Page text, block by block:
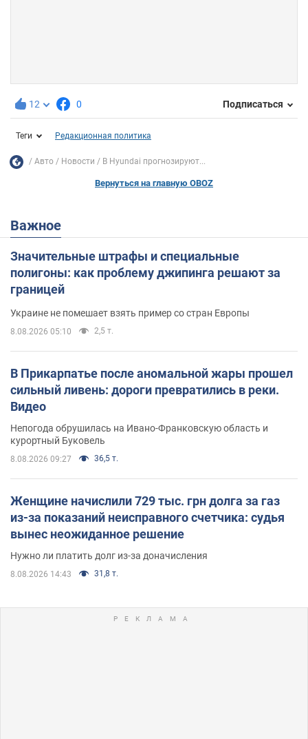
12 0 Подписаться
Теги Редакционная политика
Авто Новости В Hyundai прогнозируют...
Вернуться на главную OBOZ
Важное
Значительные штрафы и специальные
полигоны: как проблему джипинга решают за
границей
Украине не помешает взять пример со стран Европы
8.08.2026 05:10 2,5 т.
В Прикарпатье после аномальной жары прошел
сильный ливень: дороги превратились в реки.
Видео
Непогода обрушилась на Ивано-Франковскую область и
курортный Буковель
8.08.2026 09:27 36,5 т.
Женщине начислили 729 тыс. грн долга за газ
из-за показаний неисправного счетчика: судья
вынес неожиданное решение
Нужно ли платить долг из-за доначисления
8.08.2026 14:43 31,8 т.